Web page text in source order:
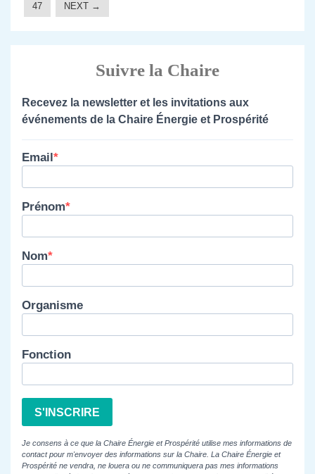
47
NEXT →
Suivre la Chaire
Recevez la newsletter et les invitations aux
événements de la Chaire Énergie et Prospérité
Email
Prénom
Nom
Organisme
Fonction
S'INSCRIRE
Je consens à ce que la Chaire Énergie et Prospérité utilise mes informations de
contact pour m'envoyer des informations sur la Chaire. La Chaire Énergie et
Prospérité ne vendra, ne louera ou ne communiquera pas mes informations